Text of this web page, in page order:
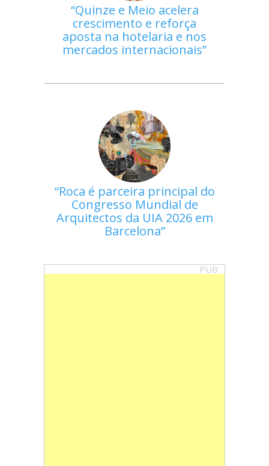
Quinze e Meio acelera
crescimento e reforça
aposta na hotelaria e nos
mercados internacionais
Roca é parceira principal do
Congresso Mundial de
Arquitectos da UIA 2026 em
Barcelona
PUB